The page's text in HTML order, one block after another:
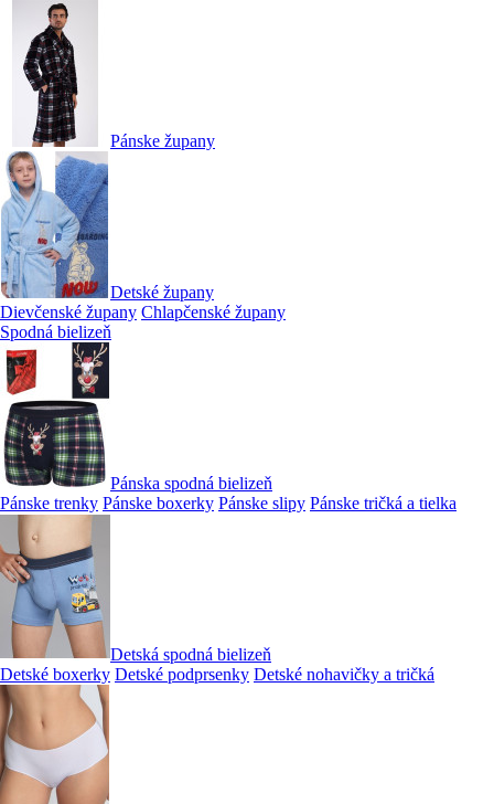
Pánske župany
Detské župany
Dievčenské župany Chlapčenské župany
Spodná bielizeň
Pánska spodná bielizeň
Pánske trenky Pánske boxerky Pánske slipy Pánske tričká a tielka
Detská spodná bielizeň
Detské boxerky Detské podprsenky Detské nohavičky a tričká